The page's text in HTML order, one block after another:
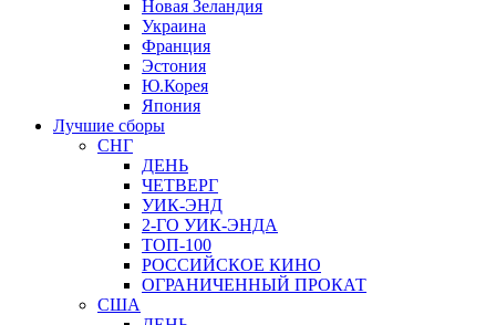
Новая Зеландия
Украина
Франция
Эстония
Ю.Корея
Япония
Лучшие сборы
СНГ
ДЕНЬ
ЧЕТВЕРГ
УИК-ЭНД
2-ГО УИК-ЭНДА
ТОП-100
РОССИЙСКОЕ КИНО
ОГРАНИЧЕННЫЙ ПРОКАТ
США